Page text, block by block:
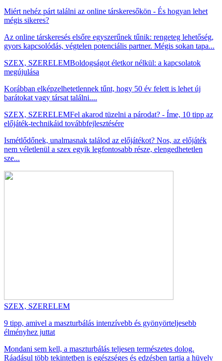
Miért nehéz párt találni az online társkeresőkön - És hogyan lehet
mégis sikeres?
Az online társkeresés elsőre egyszerűnek tűnik: rengeteg lehetőség,
gyors kapcsolódás, végtelen potenciális partner. Mégis sokan tapa...
SZEX, SZERELEMBoldogságot életkor nélkül: a kapcsolatok
megújulása
Korábban elképzelhetetlennek tűnt, hogy 50 év felett is lehet új
barátokat vagy társat találni....
SZEX, SZERELEMFel akarod tüzelni a párodat? - Íme, 10 tipp az
előjáték-technikáid továbbfejlesztésére
Ismétlődőnek, unalmasnak találod az előjátékot? Nos, az előjáték
nem véletlenül a szex egyik legfontosabb része, elengedhetetlen
sze...
SZEX, SZERELEM
9 tipp, amivel a maszturbálás intenzívebb és gyönyörteljesebb
élményhez juttat
Mondani sem kell, a maszturbálás teljesen természetes dolog.
Ráadásul több tekintetben is egészséges és edzésben tartja a hüvely